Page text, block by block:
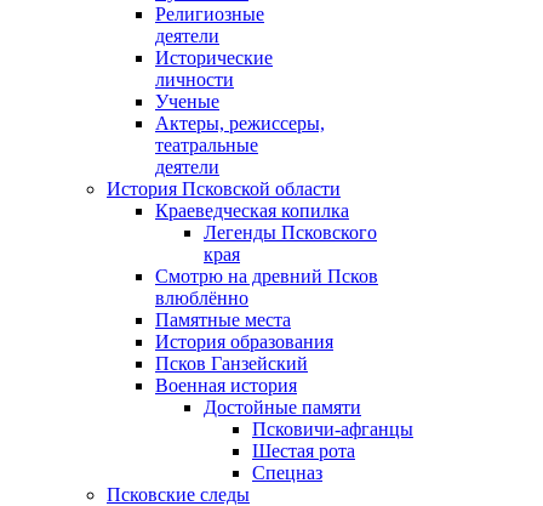
Религиозные
деятели
Исторические
личности
Ученые
Актеры, режиссеры,
театральные
деятели
История Псковской области
Краеведческая копилка
Легенды Псковского
края
Смотрю на древний Псков
влюблённо
Памятные места
История образования
Псков Ганзейский
Военная история
Достойные памяти
Псковичи-афганцы
Шестая рота
Спецназ
Псковские следы